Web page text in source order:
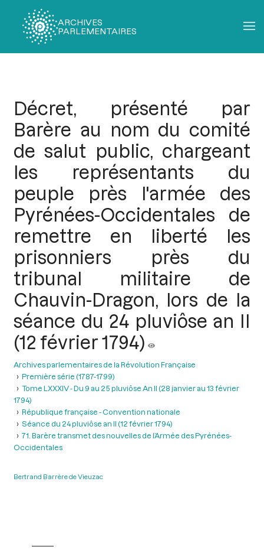
ARCHIVES
PARLEMENTAIRES
Décret, présenté par
Barère au nom du comité
de salut public, chargeant
les représentants du
peuple près l'armée des
Pyrénées-Occidentales de
remettre en liberté les
prisonniers près du
tribunal militaire de
Chauvin-Dragon, lors de la
séance du 24 pluviôse an II
(12 février 1794)
Archives parlementaires de la Révolution Française
Première série (1787-1799)
Tome LXXXIV - Du 9 au 25 pluviôse An II (28 janvier au 13 février
1794)
République française - Convention nationale
Séance du 24 pluviôse an II (12 février 1794)
71. Barère transmet des nouvelles de l’Armée des Pyrénées-
Occidentales
Bertrand Barrère de Vieuzac